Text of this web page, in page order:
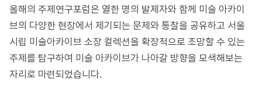
올해의 주제연구포럼은 열한 명의 발제자와 함께 미술 아카이
브의 다양한 현장에서 제기되는 문제와 통찰을 공유하고 서울
시립 미술아카이브 소장 컬렉션을 확장적으로 조망할 수 있는
주제를 탐구하여 미술 아카이브가 나아갈 방향을 모색해보는
자리로 마련되었습니다.